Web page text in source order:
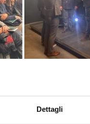
Dettagli